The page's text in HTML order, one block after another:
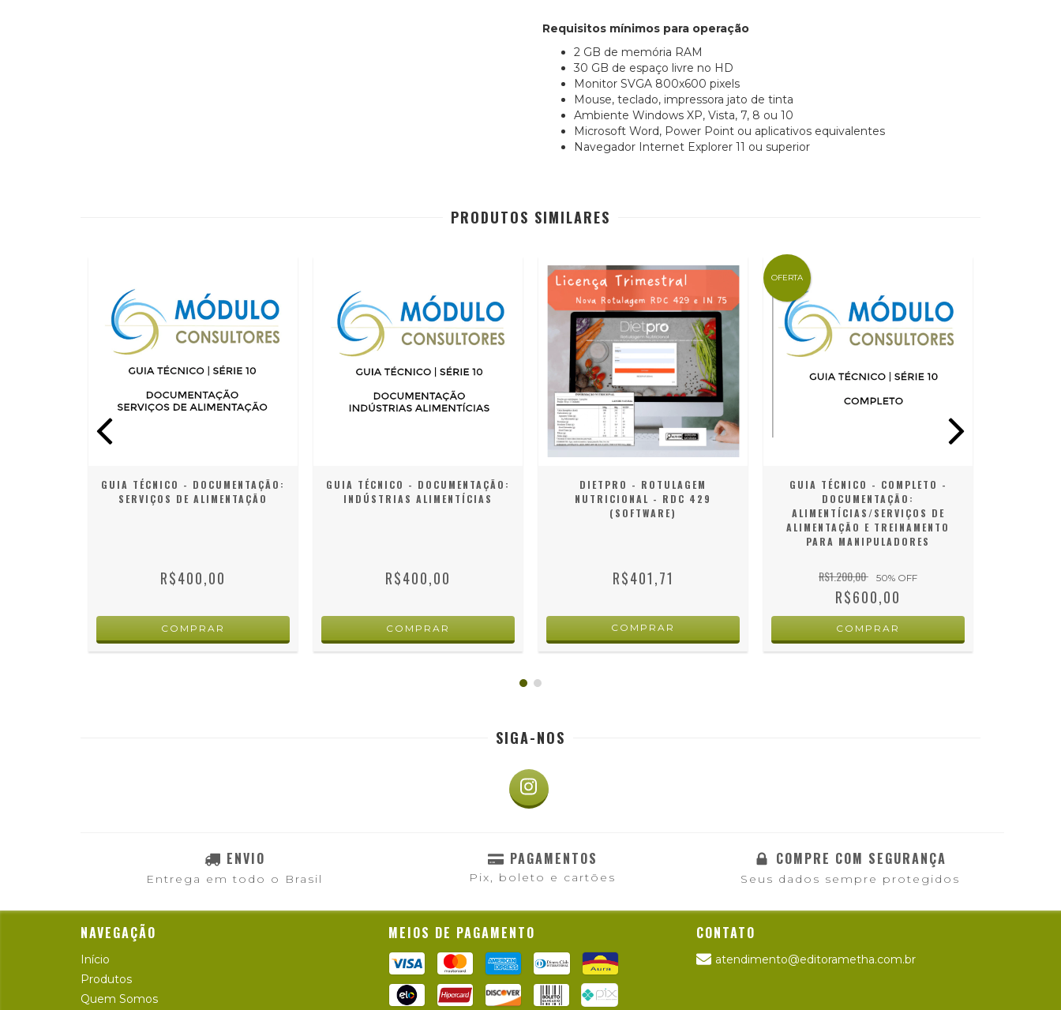
Requisitos mínimos para operação
2 GB de memória RAM
30 GB de espaço livre no HD
Monitor SVGA 800x600 pixels
Mouse, teclado, impressora jato de tinta
Ambiente Windows XP, Vista, 7, 8 ou 10
Microsoft Word, Power Point ou aplicativos equivalentes
Navegador Internet Explorer 11 ou superior
PRODUTOS SIMILARES
GUIA TÉCNICO - DOCUMENTAÇÃO:
SERVIÇOS DE ALIMENTAÇÃO
R$400,00
GUIA TÉCNICO - DOCUMENTAÇÃO:
INDÚSTRIAS ALIMENTÍCIAS
R$400,00
DIETPRO - ROTULAGEM
NUTRICIONAL - RDC 429
(SOFTWARE)
R$401,71
COMPRAR
OFERTA
GUIA TÉCNICO - COMPLETO -
DOCUMENTAÇÃO:
ALIMENTÍCIAS/SERVIÇOS DE
ALIMENTAÇÃO E TREINAMENTO
PARA MANIPULADORES
R$1.200,00 50% OFF
R$600,00
SIGA-NOS
ENVIO
Entrega em todo o Brasil
PAGAMENTOS
Pix, boleto e cartões
COMPRE COM SEGURANÇA
Seus dados sempre protegidos
NAVEGAÇÃO
Início
Produtos
Quem Somos
MEIOS DE PAGAMENTO CONTATO
atendimento@editorametha.com.br